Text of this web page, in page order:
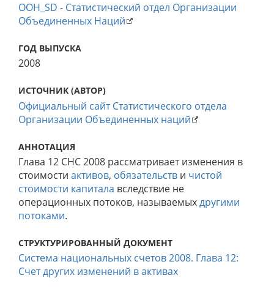
ООН_SD - Статистический отдел Организации
Объединенных Наций
ГОД ВЫПУСКА
2008
ИСТОЧНИК (АВТОР)
Официальный сайт Статистического отдела
Организации Объединенных наций
АННОТАЦИЯ
Глава 12 СНС 2008 рассматривает изменения в
стоимости активов, обязательств и чистой
стоимости капитала вследствие не
операционных потоков, называемыхдругими
потоками.
СТРУКТУРИРОВАННЫЙ ДОКУМЕНТ
Система национальных счетов 2008. Глава 12:
Счет других изменений в активах